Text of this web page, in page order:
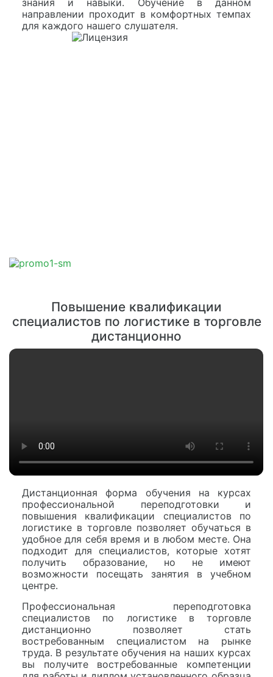
направлении проходит в комфортных темпах
для каждого нашего слушателя.
Повышение квалификации
специалистов по логистике в торговле
дистанционно
Дистанционная форма обучения на курсах
профессиональной переподготовки и
повышения квалификации специалистов по
логистике в торговле позволяет обучаться в
удобное для себя время и в любом месте. Она
подходит для специалистов, которые хотят
получить образование, но не имеют
возможности посещать занятия в учебном
центре.
Профессиональная переподготовка
специалистов по логистике в торговле
дистанционно позволяет стать
востребованным специалистом на рынке
труда. В результате обучения на наших курсах
вы получите востребованные компетенции